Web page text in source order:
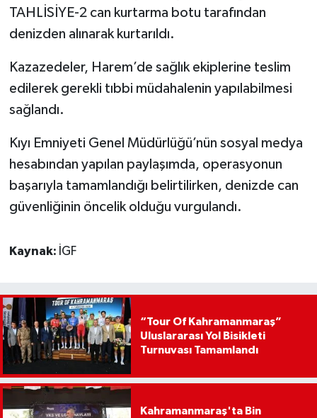
TAHLİSİYE-2 can kurtarma botu tarafından
denizden alınarak kurtarıldı.
Kazazedeler, Harem’de sağlık ekiplerine teslim
edilerek gerekli tıbbi müdahalenin yapılabilmesi
sağlandı.
Kıyı Emniyeti Genel Müdürlüğü’nün sosyal medya
hesabından yapılan paylaşımda, operasyonun
başarıyla tamamlandığı belirtilirken, denizde can
güvenliğinin öncelik olduğu vurgulandı.
Kaynak: İGF
“Tour Of Kahramanmaraş”
Uluslararası Yol Bisikleti
Turnuvası Tamamlandı
Kahramanmaraş'ta Bin